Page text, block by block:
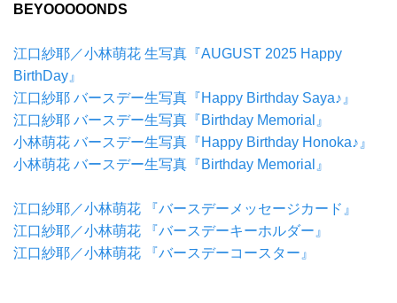
BEYOOOOONDS
江口紗耶／小林萌花 生写真『AUGUST 2025 Happy
BirthDay』
江口紗耶 バースデー生写真『Happy Birthday Saya♪』
江口紗耶 バースデー生写真『Birthday Memorial』
小林萌花 バースデー生写真『Happy Birthday Honoka♪』
小林萌花 バースデー生写真『Birthday Memorial』
江口紗耶／小林萌花 『バースデーメッセージカード』
江口紗耶／小林萌花
『バースデーキーホルダー』
江口紗耶／小林萌花
『バースデーコースター』